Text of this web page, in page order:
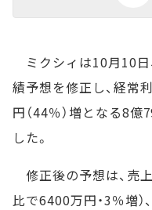
ミクシィは10月10日
績予想を修正し、経常
円（44％）増となる8
した。
修正後の予想は、売
比で6400万円・3％増